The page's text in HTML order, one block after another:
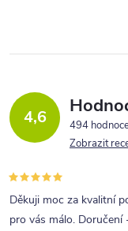
4,6
494
Zobrazit
Děkuji moc za kvalitní
pro vás málo.